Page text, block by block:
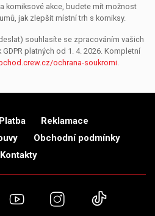
komiksové akce, budete mít možnost
jak zlepšit místní trh s komiksy.
souhlasíte se zpracováním vašich
platných od 1. 4. 2026. Kompletní
ochrana-soukromi.
Platba
Reklamace
Obchodní podmínky
Kontakty
YouTubeInstagram